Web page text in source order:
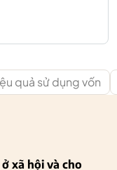
quả sử dụng vốn
xã hội và cho